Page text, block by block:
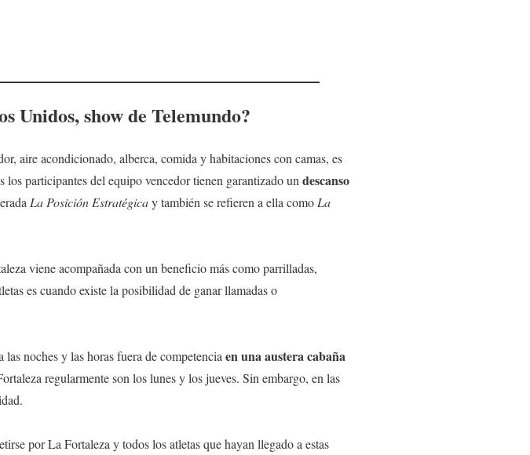
Unidos, show de Telemundo?
aire acondicionado, alberca, comida y habitaciones con camas, es
los participantes del equipo vencedor tienen garantizado un descanso
La Posición Estratégicay también se refieren a ella como La
viene acompañada con un beneficio más como parrilladas,
es cuando existe la posibilidad de ganar llamadas o
noches y las horas fuera de competencia en una austera cabaña
regularmente son los lunes y los jueves. Sin embargo, en las
por La Fortaleza y todos los atletas que hayan llegado a estas